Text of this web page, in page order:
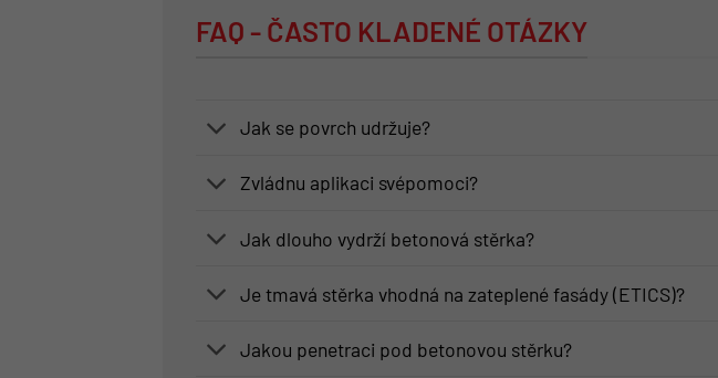
FAQ - ČASTO KLADENÉ OTÁZKY
Jak se povrch udržuje?
Zvládnu aplikaci svépomoci?
Jak dlouho vydrží betonová stěrka?
Je tmavá stěrka vhodná na zateplené fasády (ETICS)?
Jakou penetraci pod betonovou stěrku?